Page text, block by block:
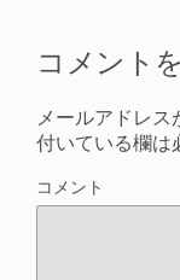
コメント
メールアドレス
付いている欄は
コメント